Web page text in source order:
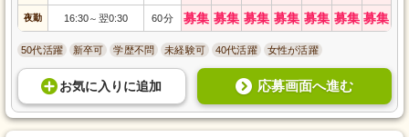
夜勤 16:30～ 翌0:30 60分 募集 募集 募集 募集 募集 募集 募集
50代活躍 新卒可 学歴不問 未経験可 40代活躍 女性が活躍
お気に入り に追加 応募画面へ進む